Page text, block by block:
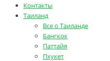
Контакты
Таиланд
Все о Таиланде
Бангкок
Паттайя
Пхукет